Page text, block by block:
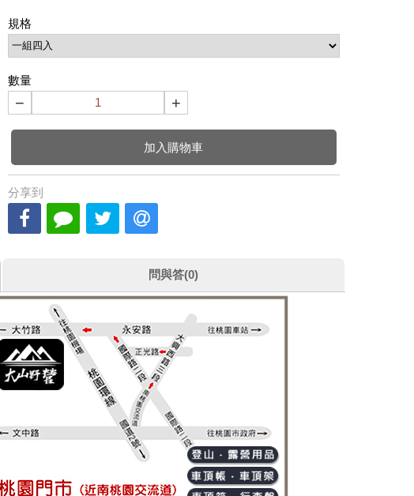
規格
數量
− +
加入購物車
分享到
問與答(0)